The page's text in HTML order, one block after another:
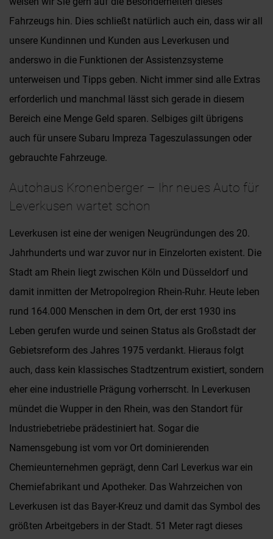
Fahrzeugs hin. Dies schließt natürlich auch ein, dass wir all
unsere Kundinnen und Kunden aus Leverkusen und
anderswo in die Funktionen der Assistenzsysteme
unterweisen und Tipps geben. Nicht immer sind alle Extras
erforderlich und manchmal lässt sich gerade in diesem
Bereich eine Menge Geld sparen. Selbiges gilt übrigens
auch für unsere Subaru Impreza Tageszulassungen oder
gebrauchte Fahrzeuge.
Autohaus Kronenberger – Ihr neues Auto für
Leverkusen wartet schon
Leverkusen ist eine der wenigen Neugründungen des 20.
Jahrhunderts und war zuvor nur in Einzelorten existent. Die
Stadt am Rhein liegt zwischen Köln und Düsseldorf und
damit inmitten der Metropolregion Rhein-Ruhr. Heute leben
rund 164.000 Menschen in dem Ort, der erst 1930 ins
Leben gerufen wurde und seinen Status als Großstadt der
Gebietsreform des Jahres 1975 verdankt. Hieraus folgt
auch, dass kein klassisches Stadtzentrum existiert, sondern
eher eine industrielle Prägung vorherrscht. In Leverkusen
mündet die Wupper in den Rhein, was den Standort für
Industriebetriebe prädestiniert hat. Sogar die
Namensgebung ist vom vor Ort dominierenden
Chemieunternehmen geprägt, denn Carl Leverkus war ein
Chemiefabrikant und Apotheker. Das Wahrzeichen von
Leverkusen ist das Bayer-Kreuz und damit das Symbol des
größten Arbeitgebers in der Stadt. 51 Meter ragt dieses